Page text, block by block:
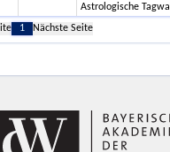
Astrologische
1 Nächste Seite